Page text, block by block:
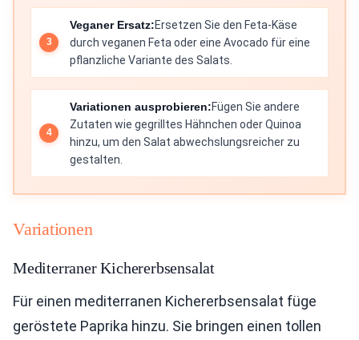
Veganer Ersatz:Ersetzen Sie den Feta-Käse
durch veganen Feta oder eine Avocado für eine
pflanzliche Variante des Salats.
Variationen ausprobieren:Fügen Sie andere
Zutaten wie gegrilltes Hähnchen oder Quinoa
hinzu, um den Salat abwechslungsreicher zu
gestalten.
Variationen
Mediterraner Kichererbsensalat
Für einen mediterranen Kichererbsensalat füge
geröstete Paprika hinzu. Sie bringen einen tollen